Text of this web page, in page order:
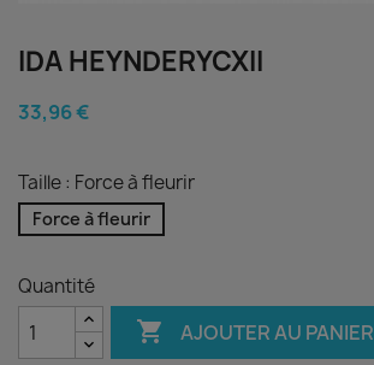
IDA HEYNDERYCXII
33,96 €
Taille : Force à fleurir
Force à fleurir
Quantité
 AJOUTER AU PANIER